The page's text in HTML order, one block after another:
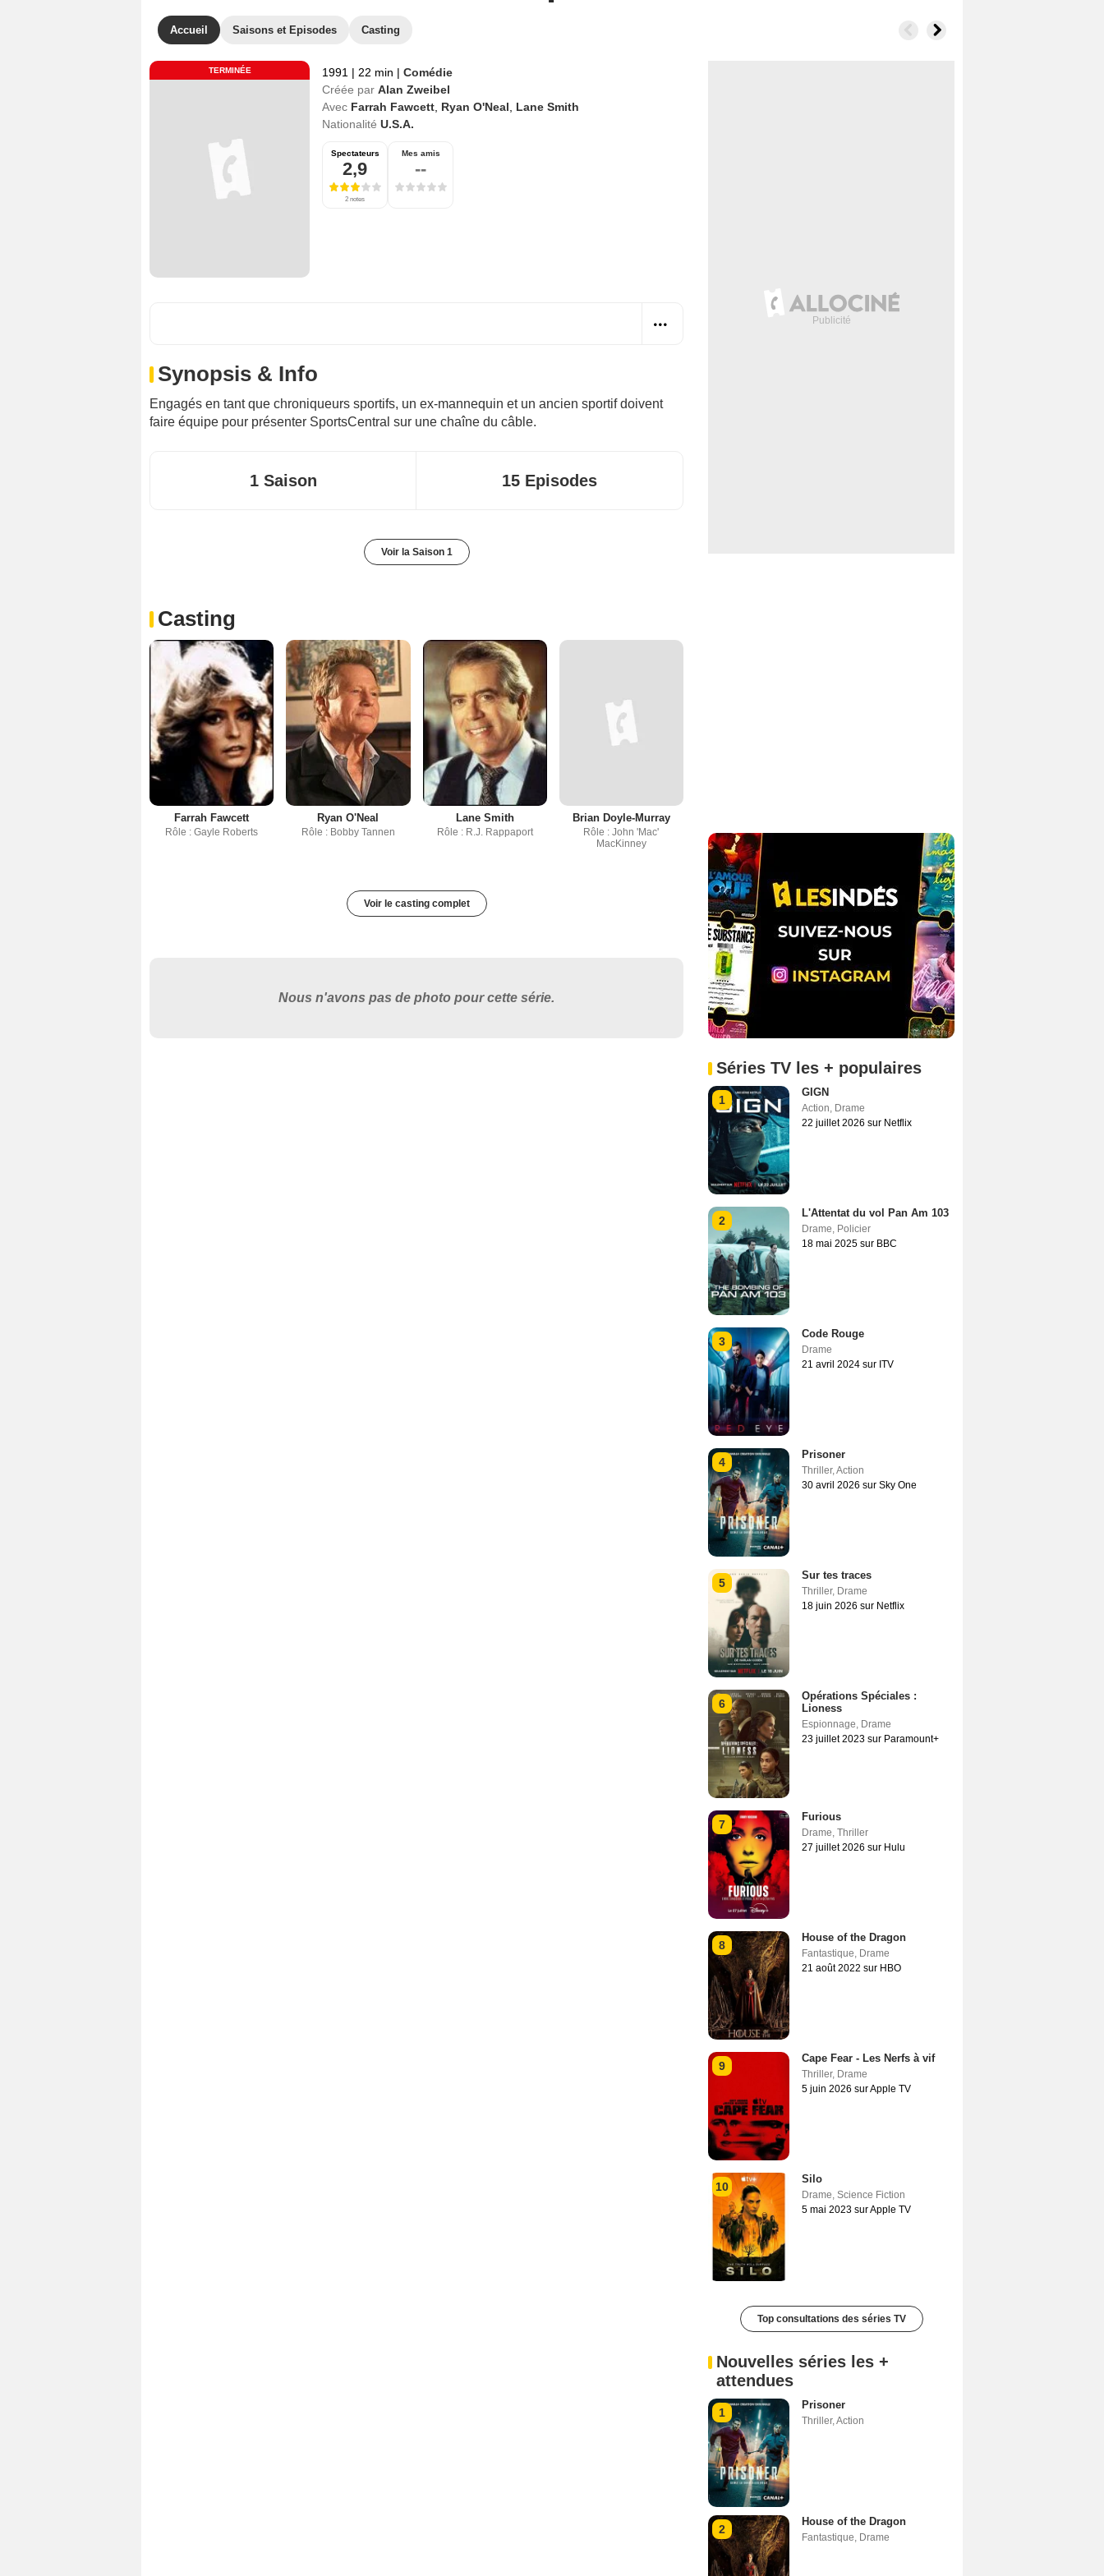
Accueil Saisons et Episodes Casting
TERMINÉE 1991 | 22 min | Comédie
Créée par Alan Zweibel
Avec Farrah Fawcett Ryan O'Neal
Lane Smith
Nationalité U.S.A.
Spectateurs
2,9
2 notes
Mes amis
--
Synopsis & Info
Engagés en tant que chroniqueurs sportifs, un ex-mannequin et un ancien sportif doivent
faire équipe pour présenter SportsCentral sur une chaîne du câble.
1 Saison 15 Episodes
Voir la Saison 1
Casting
Farrah Fawcett
Rôle : Gayle Roberts
Ryan O'Neal
Rôle : Bobby Tannen
Lane Smith
Rôle : R.J. Rappaport
Brian Doyle-Murray
Rôle : John 'Mac'
MacKinney
Voir le casting complet
Nous n'avons pas de photo pour cette série.
Séries TV les + populaires
1
GIGN
Action, Drame
22 juillet 2026 sur Netflix
2
L'Attentat du vol Pan Am 103
Drame, Policier
18 mai 2025 sur BBC
3
Code Rouge
Drame
21 avril 2024 sur ITV
4
Prisoner
Thriller,Action
30 avril 2026 sur Sky One
5
Sur tes traces
Thriller, Drame
18 juin 2026 sur Netflix
6
Opérations Spéciales :
Lioness
Espionnage, Drame
23 juillet 2023 sur Paramount+
7
Furious
Drame, Thriller
27 juillet 2026 sur Hulu
8
House of the Dragon
Fantastique, Drame
21 août 2022 sur HBO
9
Cape Fear - Les Nerfs à vif
Thriller, Drame
5 juin 2026 sur Apple TV
10
Silo
Drame, Science Fiction
5 mai 2023 sur Apple TV
Top consultations des séries TV
Nouvelles séries les +
attendues
1
Prisoner
Thriller,Action
2
House of the Dragon
Fantastique, Drame